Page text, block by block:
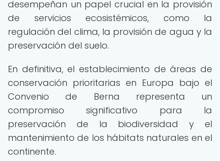
desempeñan un papel crucial en la provisión
de servicios ecosistémicos, como la
regulación del clima, la provisión de agua y la
preservación del suelo.
En definitiva, el establecimiento de áreas de
conservación prioritarias en Europa bajo el
Convenio de Berna representa un
compromiso significativo para la
preservación de la biodiversidad y el
mantenimiento de los hábitats naturales en el
continente.